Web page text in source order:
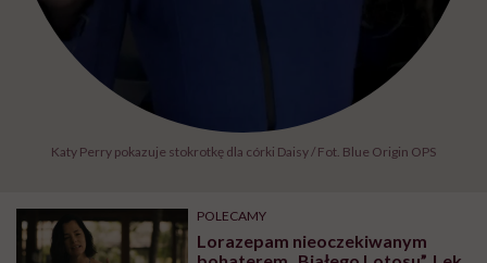
Katy Perry pokazuje stokrotkę dla córki Daisy / Fot. Blue Origin OPS
POLECAMY
Lorazepam nieoczekiwanym